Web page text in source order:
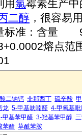
用氯霉素生产
二醇 ，很容易
标准：含量
熔点
二钠钙 非那西丁 硫辛酸
龙 5-甲基呋喃醛 4-甲氧基
甲基苯甲醛 3-羟基苯甲醇
苯酯 草酰苯胺